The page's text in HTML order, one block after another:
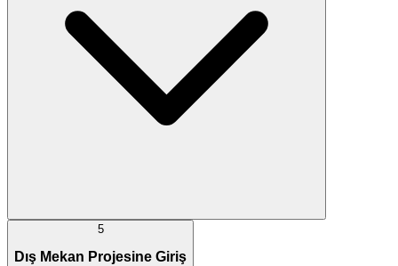
5
Dış Mekan Projesine Giriş